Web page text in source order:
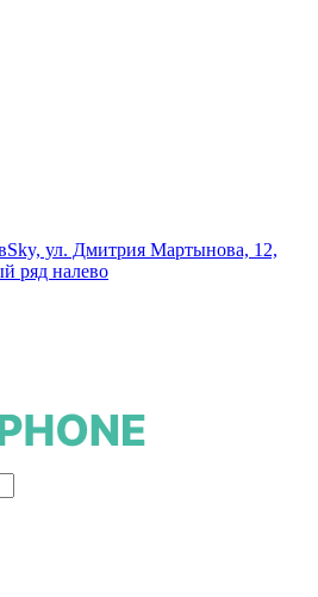
ул. Дмитрия Мартынова, 12,
ряд налево